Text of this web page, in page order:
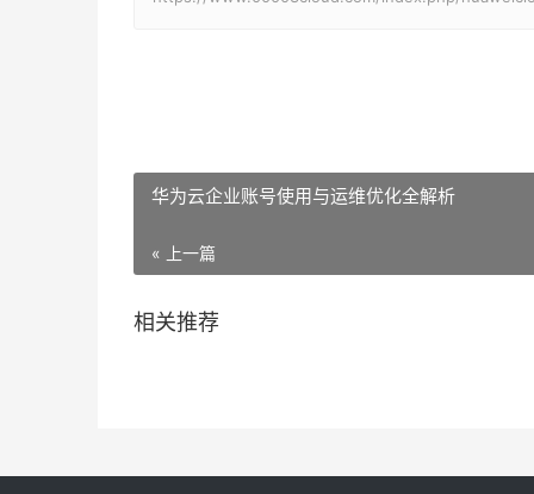
华为云企业账号使用与运维优化全解析
« 上一篇
相关推荐